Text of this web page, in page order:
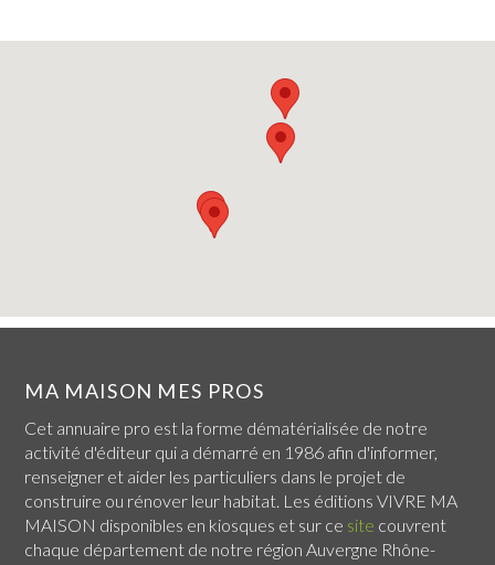
MA MAISON MES PROS
Cet annuaire pro est la forme dématérialisée de notre
activité d'éditeur qui a démarré en 1986 afin d'informer,
renseigner et aider les particuliers dans le projet de
construire ou rénover leur habitat. Les éditions VIVRE MA
MAISON disponibles en kiosques et sur ce site couvrent
chaque département de notre région Auvergne Rhône-